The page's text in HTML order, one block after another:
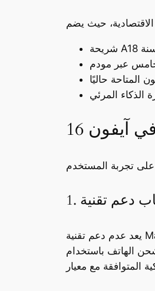
يعد عدم دعم تقنية MagSafe أحد أبرز العيوب في آيفون 16e، حيث تعتمد هذه الميزة على مغناطيس مدمج يتيح شحن الهاتف لاسلكيًا بسهولة، إلى جانب إمكانية
الهاتف باستخدام